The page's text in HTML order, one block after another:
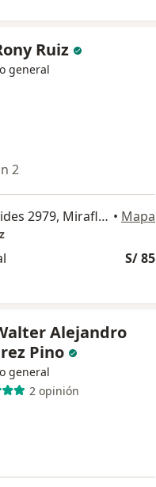
Ruiz
general
2
Avenida Alfredo Benavides 2979, Miraflores • Mapa
S/ 85
Alejandro
Pino
general
2 opinión